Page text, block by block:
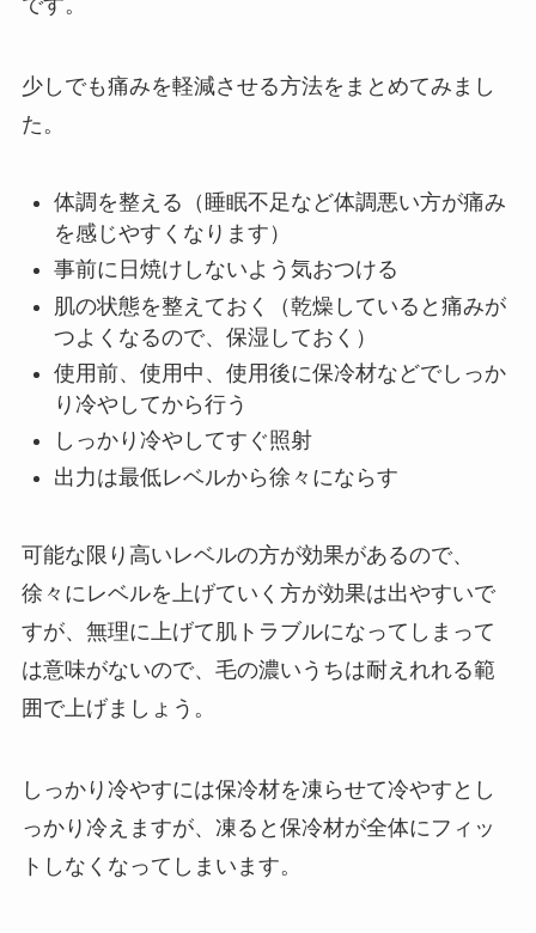
少しでも痛みを軽減させる方法をまとめてみまし
た。
体調を整える（睡眠不足など体調悪い方が痛み
を感じやすくなります）
事前に日焼けしないよう気おつける
肌の状態を整えておく（乾燥していると痛みが
つよくなるので、保湿しておく）
使用前、使用中、使用後に保冷材などでしっか
り冷やしてから行う
しっかり冷やしてすぐ照射
出力は最低レベルから徐々にならす
可能な限り高いレベルの方が効果があるので、
徐々にレベルを上げていく方が効果は出やすいで
すが、無理に上げて肌トラブルになってしまって
は意味がないので、 毛の濃いうちは耐えれれる範
囲で上げましょう。
しっかり冷やすには保冷材を凍らせて冷やす とし
っかり冷えますが、凍ると保冷材が全体にフィッ
トしなくなってしまいます。